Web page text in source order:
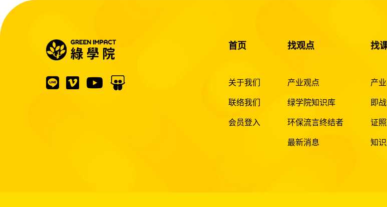
首页
关于我们
联络我们
会员登入
找观点
产业观点
绿学院知识库
环保流言终结者
最新消息
找
产
即
证
知